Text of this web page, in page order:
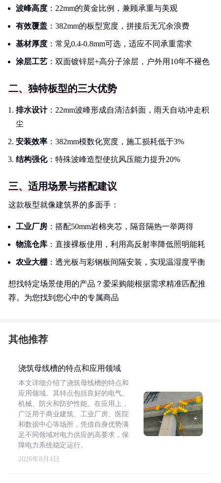
波峰高度 ：22mm的黄金比例，兼顾承重与美观
有效覆盖 ：382mm的板型宽度，拼接后无冗余浪费
基材厚度 ：常见0.4-0.8mm可选，适应不同承重需求
涂层工艺 ：双面镀锌层+高分子涂层，户外用10年不褪色
二、独特板型的三大优势
排水设计：22mm波峰形成自清洁斜面，雨天自动冲走积
尘
安装效率 ：382mm模数化宽度，施工损耗低于3%
结构强化：特殊波峰造型使抗风压能力提升20%
三、适用场景与搭配建议
这款板型就像建筑界的多面手：
工业厂房 ：搭配50mm岩棉夹芯，隔音隔热一举两得
物流仓库 ：直接裸板使用，利用高反射率降低照明能耗
农业大棚 ：透光板与彩钢板间隔安装，实现温湿度平衡
想找特定场景使用的产品？爱采购能根据需求精准匹配推
荐。为您找到您心中的专属商品
其他推荐
浇筑母线槽的特点和应用领域
本文详细介绍了浇筑母线槽的特点和
应用领域。其特点包括良好的电气、
机械、防火和防护性能。在应用上，
广泛用于商业建筑、工业厂房、医院
和数据中心等场所，凭借自身优势满
足不同领域对电力供应的高要求，保
障电力系统稳定运行。
2026年8月4日